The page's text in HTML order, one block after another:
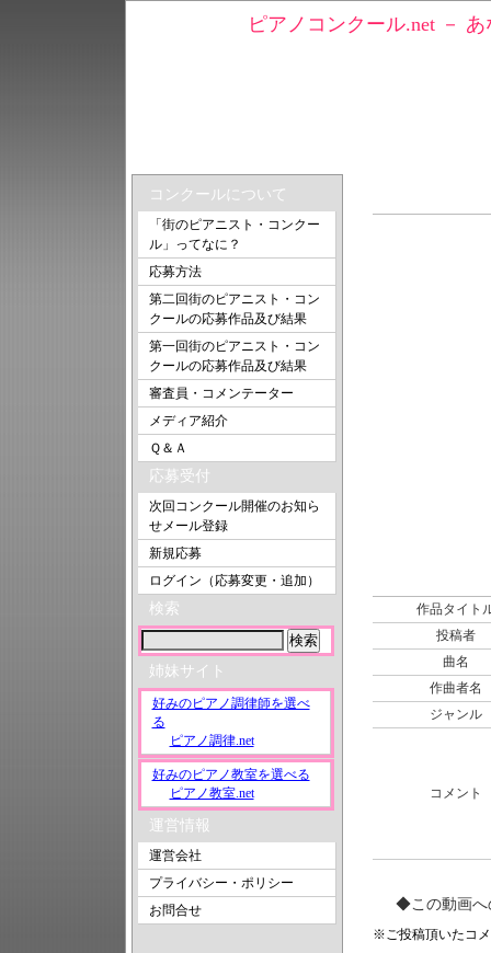
ピアノコンクール.net －
作品タイト
投稿者
曲名
作曲者名
ジャンル
コメント
◆この動画へ
※ご投稿頂いたコ
コンクールについて
「街のピアニスト・コンクー
ル」ってなに？
応募方法
第二回街のピアニスト・コン
クールの応募作品及び結果
第一回街のピアニスト・コン
クールの応募作品及び結果
審査員・コメンテーター
メディア紹介
Ｑ＆Ａ
応募受付
次回コンクール開催のお知ら
せメール登録
新規応募
ログイン（応募変更・追加）
検索
姉妹サイト
好みのピアノ調律師を選べ
る
ピアノ調律.net
好みのピアノ教室を選べる
ピアノ教室.net
運営情報
運営会社
プライバシー・ポリシー
お問合せ